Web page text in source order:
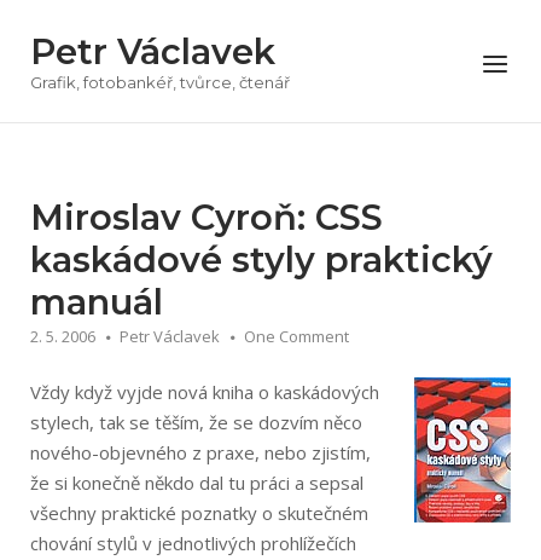
obsah
Petr Václavek
Grafik, fotobankéř, tvůrce, čtenář
Menu
Miroslav Cyroň: CSS
kaskádové styly praktický
manuál
2. 5. 2006 Petr Václavek One Comment
Vždy když vyjde nová kniha o kaskádových
stylech, tak se těším, že se dozvím něco
nového-objevného z praxe, nebo zjistím,
že si konečně někdo dal tu práci a sepsal
všechny praktické poznatky o skutečném
chování stylů v jednotlivých prohlížečích